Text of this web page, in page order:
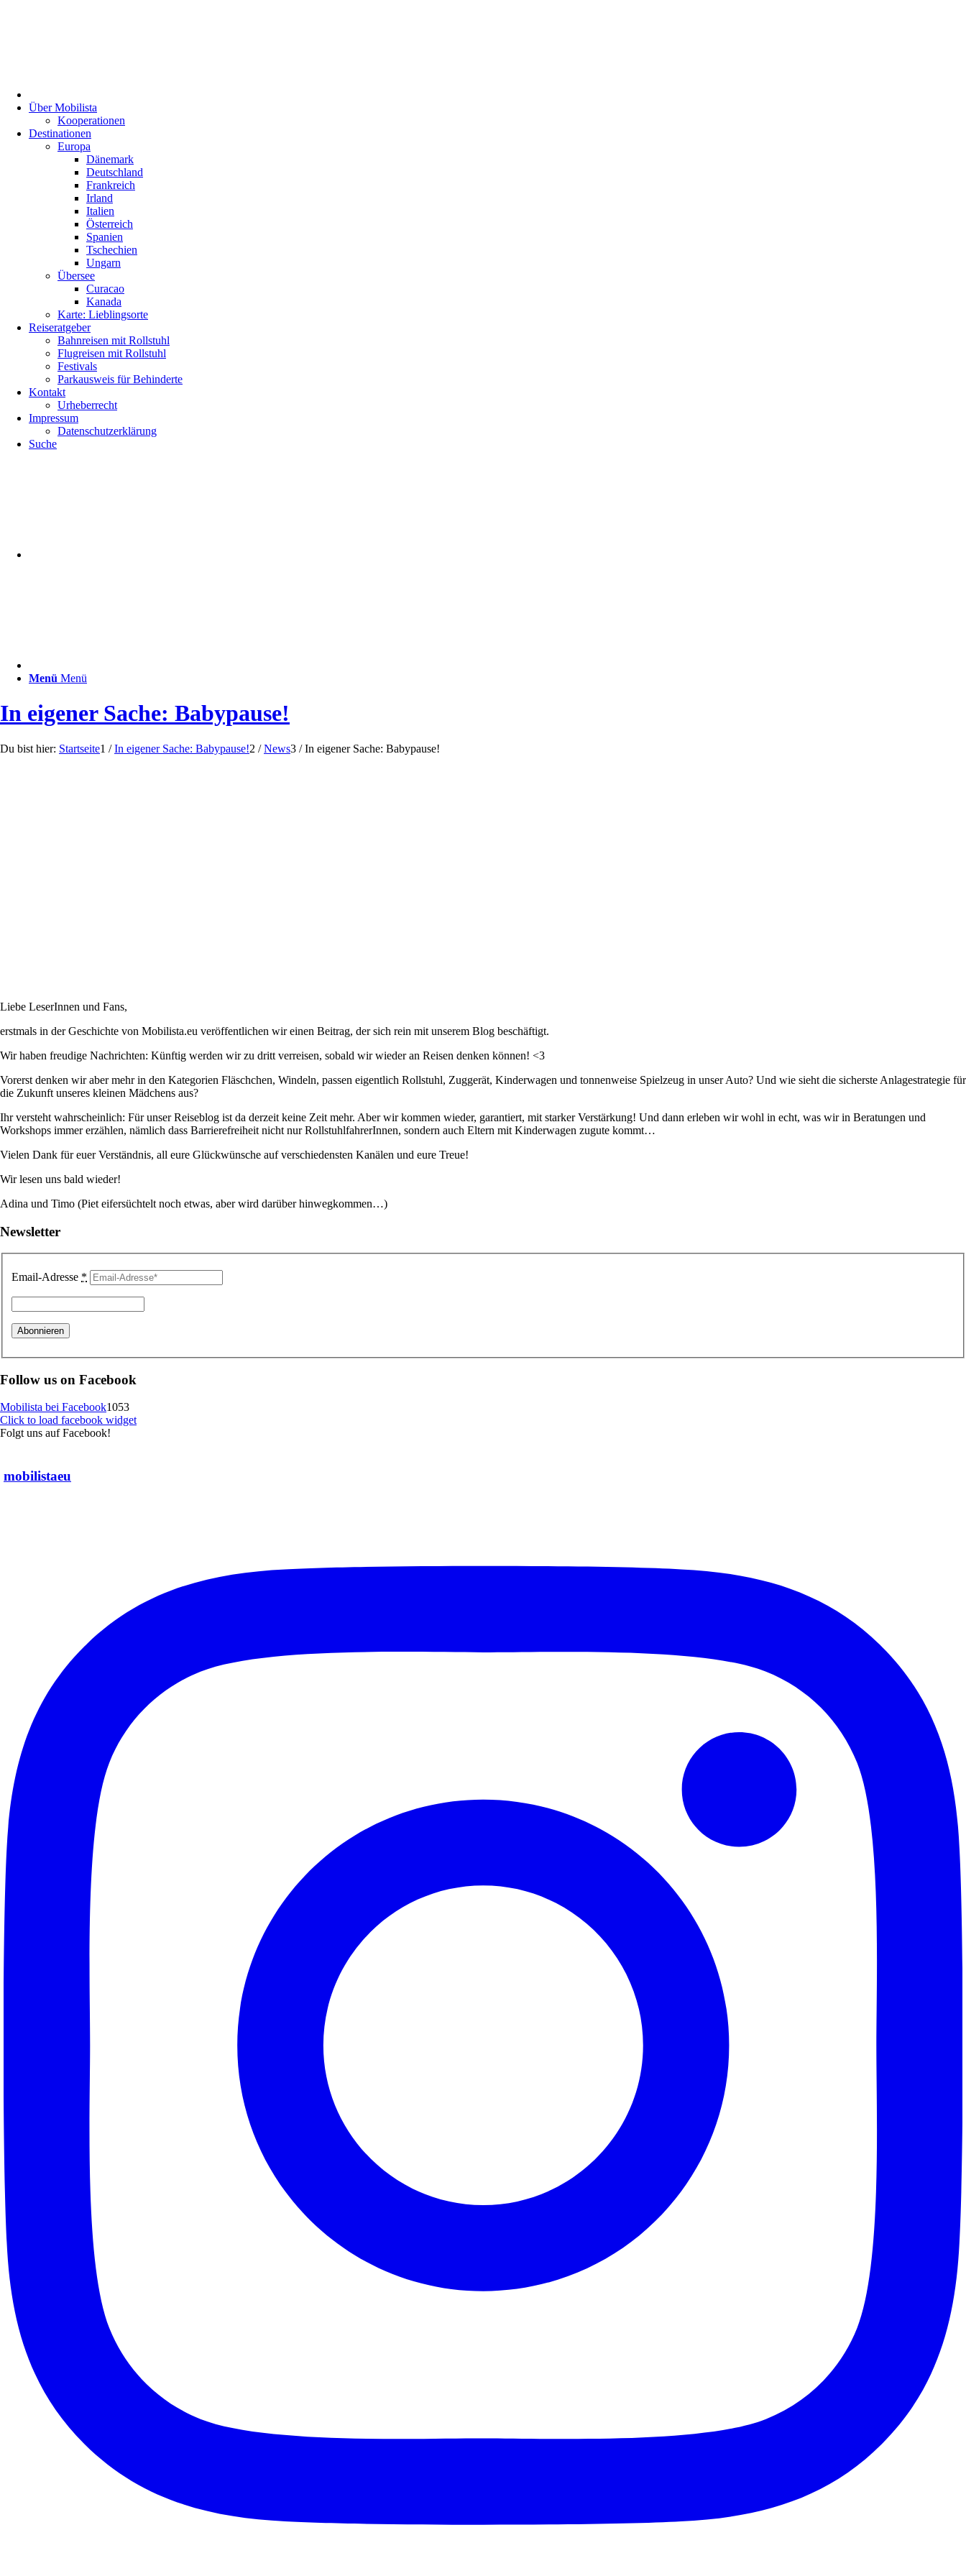
Über Mobilista
Kooperationen
Destinationen
Europa
Dänemark
Deutschland
Frankreich
Irland
Italien
Österreich
Spanien
Tschechien
Ungarn
Übersee
Curacao
Kanada
Karte: Lieblingsorte
Reiseratgeber
Bahnreisen mit Rollstuhl
Flugreisen mit Rollstuhl
Festivals
Parkausweis für Behinderte
Kontakt
Urheberrecht
Impressum
Datenschutzerklärung
Suche
Menü Menü
In eigener Sache: Babypause!
Du bist hier: Startseite1 / In eigener Sache: Babypause!2 / News3 / In eigener Sache: Babypause!
Liebe LeserInnen und Fans,
erstmals in der Geschichte von Mobilista.eu veröffentlichen wir einen Beitrag, der sich rein mit unserem Blog beschäftigt.
Wir haben freudige Nachrichten: Künftig werden wir zu dritt verreisen, sobald wir wieder an Reisen denken können! <3
Vorerst denken wir aber mehr in den Kategorien Fläschchen, Windeln, passen eigentlich Rollstuhl, Zuggerät, Kinderwagen und tonnenweise Spielzeug in unser Auto? Und wie sieht die sicherste Anlagestrategie für
die Zukunft unseres kleinen Mädchens aus?
Ihr versteht wahrscheinlich: Für unser Reiseblog ist da derzeit keine Zeit mehr. Aber wir kommen wieder, garantiert, mit starker Verstärkung! Und dann erleben wir wohl in echt, was wir in Beratungen und
Workshops immer erzählen, nämlich dass Barrierefreiheit nicht nur RollstuhlfahrerInnen, sondern auch Eltern mit Kinderwagen zugute kommt…
Vielen Dank für euer Verständnis, all eure Glückwünsche auf verschiedensten Kanälen und eure Treue!
Wir lesen uns bald wieder!
Adina und Timo (Piet eifersüchtelt noch etwas, aber wird darüber hinwegkommen…)
Newsletter
Email-Adresse *
Follow us on Facebook
Mobilista bei Facebook1053
Click to load facebook widget
Folgt uns auf Facebook!
mobilistaeu